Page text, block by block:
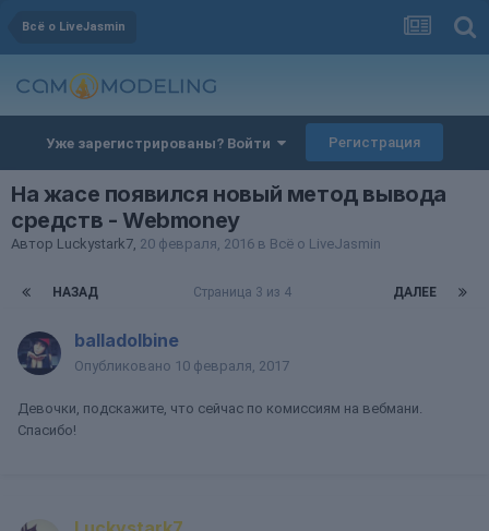
Всё о LiveJasmin
Уже зарегистрированы? Войти Регистрация
На жасе появился новый метод вывода
средств - Webmoney
Автор Luckystark7, 20 февраля, 2016 в Всё о LiveJasmin
НАЗАД ДАЛЕЕ
Страница 3 из 4
balladolbine
Опубликовано 10 февраля, 2017
Девочки, подскажите, что сейчас по комиссиям на вебмани.
Спасибо!